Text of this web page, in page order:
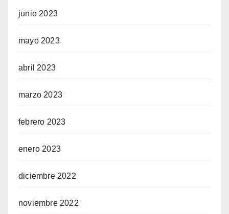
junio 2023
mayo 2023
abril 2023
marzo 2023
febrero 2023
enero 2023
diciembre 2022
noviembre 2022